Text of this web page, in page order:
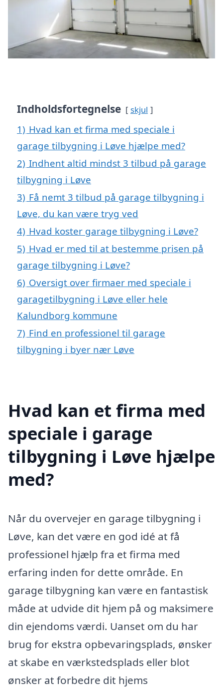
Indholdsfortegnelse skjul
1) Hvad kan et firma med speciale i
garage tilbygning i Løve hjælpe med?
2) Indhent altid mindst 3 tilbud på garage
tilbygning i Løve
3) Få nemt 3 tilbud på garage tilbygning i
Løve, du kan være tryg ved
4) Hvad koster garage tilbygning i Løve?
5) Hvad er med til at bestemme prisen på
garage tilbygning i Løve?
6) Oversigt over firmaer med speciale i
garagetilbygning i Løve eller hele
Kalundborg kommune
7) Find en professionel til garage
tilbygning i byer nær Løve
Hvad kan et firma med
speciale i garage
tilbygning i Løve hjælpe
med?
Når du overvejer en garage tilbygning i
Løve, kan det være en god idé at få
professionel hjælp fra et firma med
erfaring inden for dette område. En
garage tilbygning kan være en fantastisk
måde at udvide dit hjem på og maksimere
din ejendoms værdi. Uanset om du har
brug for ekstra opbevaringsplads, ønsker
at skabe en værkstedsplads eller blot
ønsker at forbedre dit hjems